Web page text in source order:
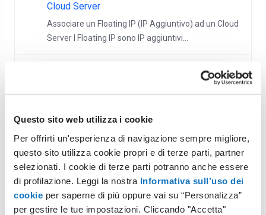
Questo sito web utilizza i cookie
Per offrirti un'esperienza di navigazione sempre migliore,
questo sito utilizza cookie propri e di terze parti, partner
selezionati. I cookie di terze parti potranno anche essere
di profilazione. Leggi la nostra Informativa sull’uso dei
cookie per saperne di più oppure vai su “Personalizza”
per gestire le tue impostazioni. Cliccando "Accetta"
Cloud Server
Associare un Floating IP (IP Aggiuntivo) ad un Cloud
Server I Floating IP sono IP aggiuntivi...
Come impostare un Reverse DNS su Cloud
correttamente il Reverse DNS (PTR record) per un
indirizzo...
Eliminare un Cloud Server
Eliminare un Cloud Server, attivo o archiviato, e
gestione degli IP associati Eliminare un...